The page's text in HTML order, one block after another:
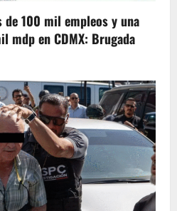
100 mil empleos y una
mdp en CDMX: Brugada